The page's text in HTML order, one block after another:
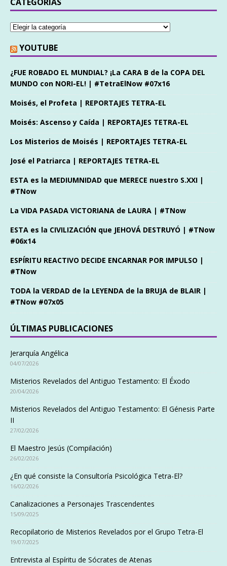
YOUTUBE
¿FUE ROBADO EL MUNDIAL? ¡La CARA B de la COPA DEL
MUNDO con NORI-EL! | #TetraElNow #07x16
Moisés, el Profeta | REPORTAJES TETRA-EL
Moisés: Ascenso y Caída | REPORTAJES TETRA-EL
Los Misterios de Moisés | REPORTAJES TETRA-EL
José el Patriarca | REPORTAJES TETRA-EL
ESTA es la MEDIUMNIDAD que MERECE nuestro S.XXI |
#TNow
La VIDA PASADA VICTORIANA de LAURA | #TNow
ESTA es la CIVILIZACIÓN que JEHOVÁ DESTRUYÓ | #TNow
#06x14
ESPÍRITU REACTIVO DECIDE ENCARNAR POR IMPULSO |
#TNow
TODA la VERDAD de la LEYENDA de la BRUJA de BLAIR |
#TNow #07x05
ÚLTIMAS PUBLICACIONES
Jerarquía Angélica
04/07/2026
Misterios Revelados del Antiguo Testamento: El Éxodo
20/04/2026
Misterios Revelados del Antiguo Testamento: El Génesis Parte
II
27/02/2026
El Maestro Jesús (Compilación)
26/02/2026
¿En qué consiste la Consultoría Psicológica Tetra-El?
16/02/2026
Canalizaciones a Personajes Trascendentes
15/09/2025
Recopilatorio de Misterios Revelados por el Grupo Tetra-El
19/07/2025
Entrevista al Espíritu de Sócrates de Atenas